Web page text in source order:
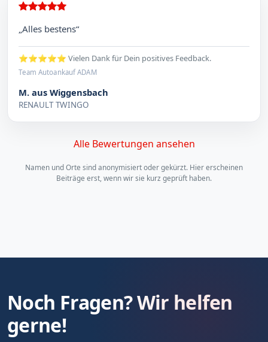
„Alles bestens“
⭐⭐⭐⭐⭐ Vielen Dank für Dein positives Feedback.
Team Autoankauf ADAM
M. aus Wiggensbach
RENAULT TWINGO
Alle Bewertungen ansehen
Namen und Orte sind anonymisiert oder gekürzt. Hier erscheinen
Beiträge erst, wenn wir sie kurz geprüft haben.
Noch Fragen? Wir helfen
gerne!